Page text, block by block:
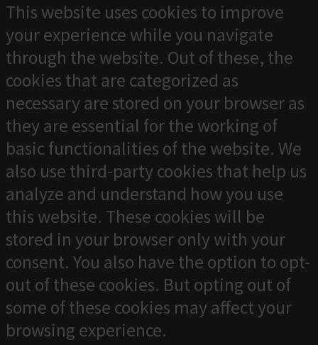
This website uses cookies to improve
your experience while you navigate
through the website. Out of these, the
cookies that are categorized as
necessary are stored on your browser as
they are essential for the working of
basic functionalities of the website. We
also use third-party cookies that help us
analyze and understand how you use
this website. These cookies will be
stored in your browser only with your
consent. You also have the option to opt-
out of these cookies. But opting out of
some of these cookies may affect your
browsing experience.